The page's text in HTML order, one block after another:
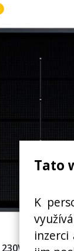
Tato
K
230V 7.4 KW,